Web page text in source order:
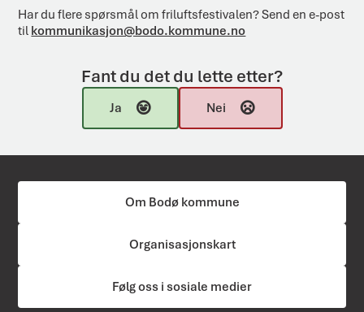
Har du flere spørsmål om friluftsfestivalen? Send en e-post
til kommunikasjon@bodo.kommune.no
Fant du det du lette etter?
Ja Nei
Om Bodø kommune
Organisasjonskart
Følg oss i sosiale medier